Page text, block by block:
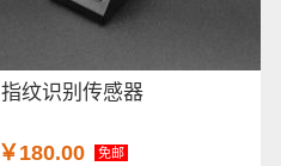
指纹识别传感器
￥180.00 免邮